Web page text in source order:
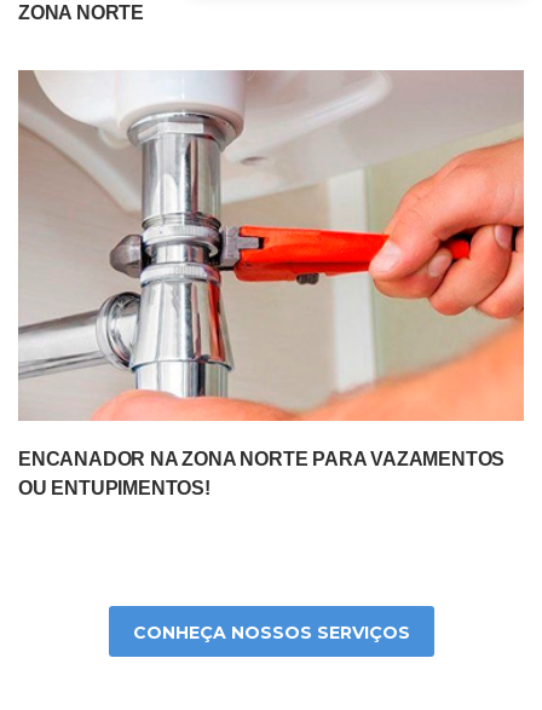
ZONA NORTE
ENCANADOR NA ZONA NORTE PARA VAZAMENTOS
OU ENTUPIMENTOS!
CONHEÇA NOSSOS SERVIÇOS